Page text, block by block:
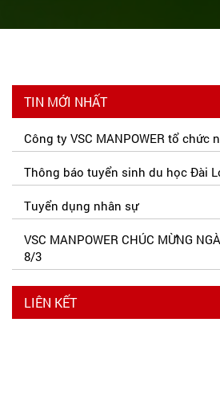
TIN MỚI NHẤT
Công ty VSC MANPOWER tổ chức
Thông báo tuyển sinh du học Đài
Tuyển dụng nhân sự
VSC MANPOWER CHÚC MỪNG
8/3
LIÊN KẾT